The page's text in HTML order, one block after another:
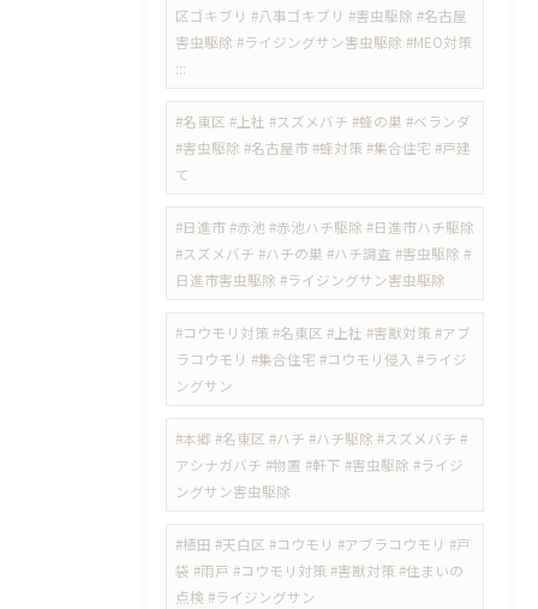
区ゴキブリ #八事ゴキブリ #害虫駆除 #名古屋
害虫駆除 #ライジングサン害虫駆除 #MEO対策
:::
#名東区 #上社 #スズメバチ #蜂の巣 #ベランダ
#害虫駆除 #名古屋市 #蜂対策 #集合住宅 #戸建
て
#日進市 #赤池 #赤池ハチ駆除 #日進市ハチ駆除
#スズメバチ #ハチの巣 #ハチ調査 #害虫駆除 #
日進市害虫駆除 #ライジングサン害虫駆除
#コウモリ対策 #名東区 #上社 #害獣対策 #アブ
ラコウモリ #集合住宅 #コウモリ侵入 #ライジ
ングサン
#本郷 #名東区 #ハチ #ハチ駆除 #スズメバチ #
アシナガバチ #物置 #軒下 #害虫駆除 #ライジ
ングサン害虫駆除
#植田 #天白区 #コウモリ #アブラコウモリ #戸
袋 #雨戸 #コウモリ対策 #害獣対策 #住まいの
点検 #ライジングサン